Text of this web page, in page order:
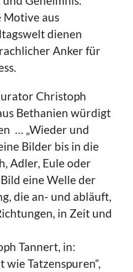
aus
dienen
Anker für
Christoph
Bethanien würdigt
… „Wieder und
Bilder bis in die
Adler, Eule oder
eine Welle der
die an- und abläuft,
in Zeit und
Tannert, in:
Tatzenspuren“,